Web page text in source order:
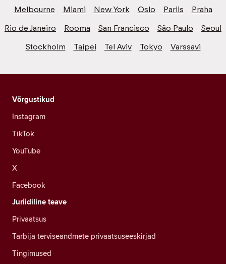
Melbourne
Miami New York Oslo Pariis
Praha
Rio de Janeiro
Rooma San Francisco São Paulo
Seoul
Stockholm
Taipei Tel Aviv Tokyo Varssavi
Võrgustikud
Instagram
TikTok
YouTube
X
Facebook
Juriidiline teave
Privaatsus
Tarbija terviseandmete privaatsuseeskirjad
Tingimused